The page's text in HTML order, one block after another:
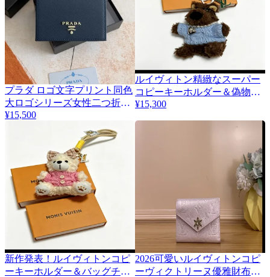
6
プラダ ロゴ文字プリント同色
大ロゴシリーズ女性二つ折り
財布 1MV204
¥15,500
ルイヴィトン精緻なスーパー
コピーキーホルダー＆偽物バ
ッグチャーム 467816
¥15,300
新作発表！ルイヴィトンコピ
ーキーホルダー＆バッグチャ
2026可愛いルイヴィトンコピ
ーヴィクトリーヌ優雅財布パ